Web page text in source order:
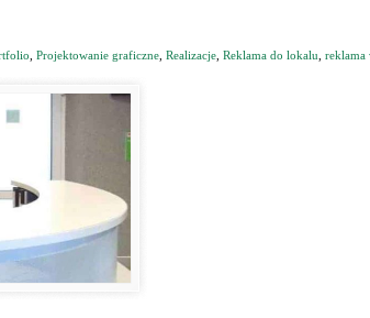
Projektowanie graficzne Realizacje Reklama do lokalu reklama